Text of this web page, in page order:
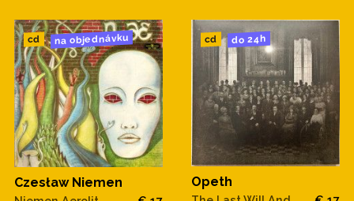
cd na objednávku
Czesław Niemen
cd do 24h
Opeth